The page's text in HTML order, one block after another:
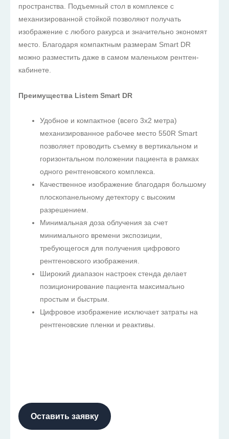
пространства. Подъемный стол в комплексе с
механизированной стойкой позволяют получать
изображение с любого ракурса и значительно экономят
место. Благодаря компактным размерам Smart DR
можно разместить даже в самом маленьком рентген-
кабинете.
Преимущества Listem Smart DR
Удобное и компактное (всего 3х2 метра)
механизированное рабочее место 550R Smart
позволяет проводить съемку в вертикальном и
горизонтальном положении пациента в рамках
одного рентгеновского комплекса.
Качественное изображение благодаря большому
плоскопанельному детектору с высоким
разрешением.
Минимальная доза облучения за счет
минимального времени экспозиции,
требующегося для получения цифрового
рентгеновского изображения.
Широкий диапазон настроек стенда делает
позиционирование пациента максимально
простым и быстрым.
Цифровое изображение исключает затраты на
рентгеновские пленки и реактивы.
Оставить заявку